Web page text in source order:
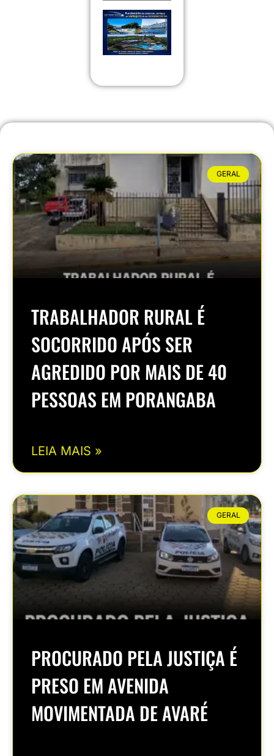
GERAL
TRABALHADOR RURAL É
SOCORRIDO APÓS SER
AGREDIDO POR MAIS DE 40
PESSOAS EM PORANGABA
LEIA MAIS »
GERAL
PROCURADO PELA JUSTIÇA É
PRESO EM AVENIDA
MOVIMENTADA DE AVARÉ